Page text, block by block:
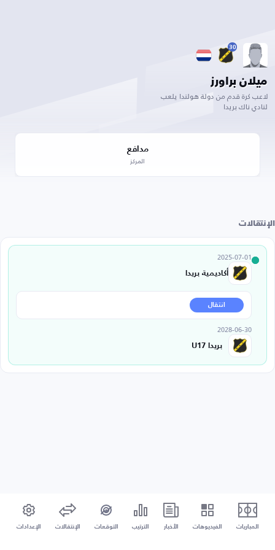
30
ميلان براورز
لاعب كرة قدم من دولة هولندا يلعب
لنادي ناك بريدا
مدافع
المركز
الإنتقالات
2025-07-01
أكاديمية بريدا
انتقال
2028-06-30
بريدا U17
المباريات الفيديوهات الأخبار الترتيب التوقعات الإنتقالات الإعدادات